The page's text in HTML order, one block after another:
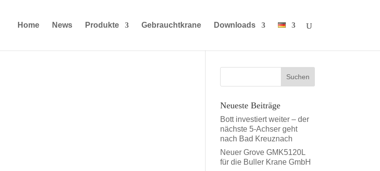
Home News Produkte Gebrauchtkrane Downloads
Neueste Beiträge
Bott investiert weiter – der
nächste 5-Achser geht
nach Bad Kreuznach
Neuer Grove GMK5120L
für die Buller Krane GmbH